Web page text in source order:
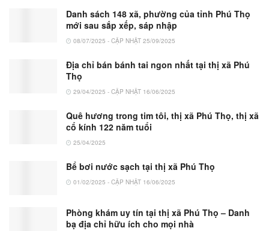
Danh sách 148 xã, phường của tỉnh Phú Thọ
mới sau sắp xếp, sáp nhập
08/07/2025 - CẬP NHẬT 25/09/2025
Địa chỉ bán bánh tai ngon nhất tại thị xã Phú
Thọ
29/04/2025 - CẬP NHẬT 16/06/2025
Quê hương trong tim tôi, thị xã Phú Thọ, thị xã
cổ kính 122 năm tuổi
25/04/2025
Bể bơi nước sạch tại thị xã Phú Thọ
01/02/2025 - CẬP NHẬT 16/06/2025
Phòng khám uy tín tại thị xã Phú Thọ – Danh
bạ địa chỉ hữu ích cho mọi nhà